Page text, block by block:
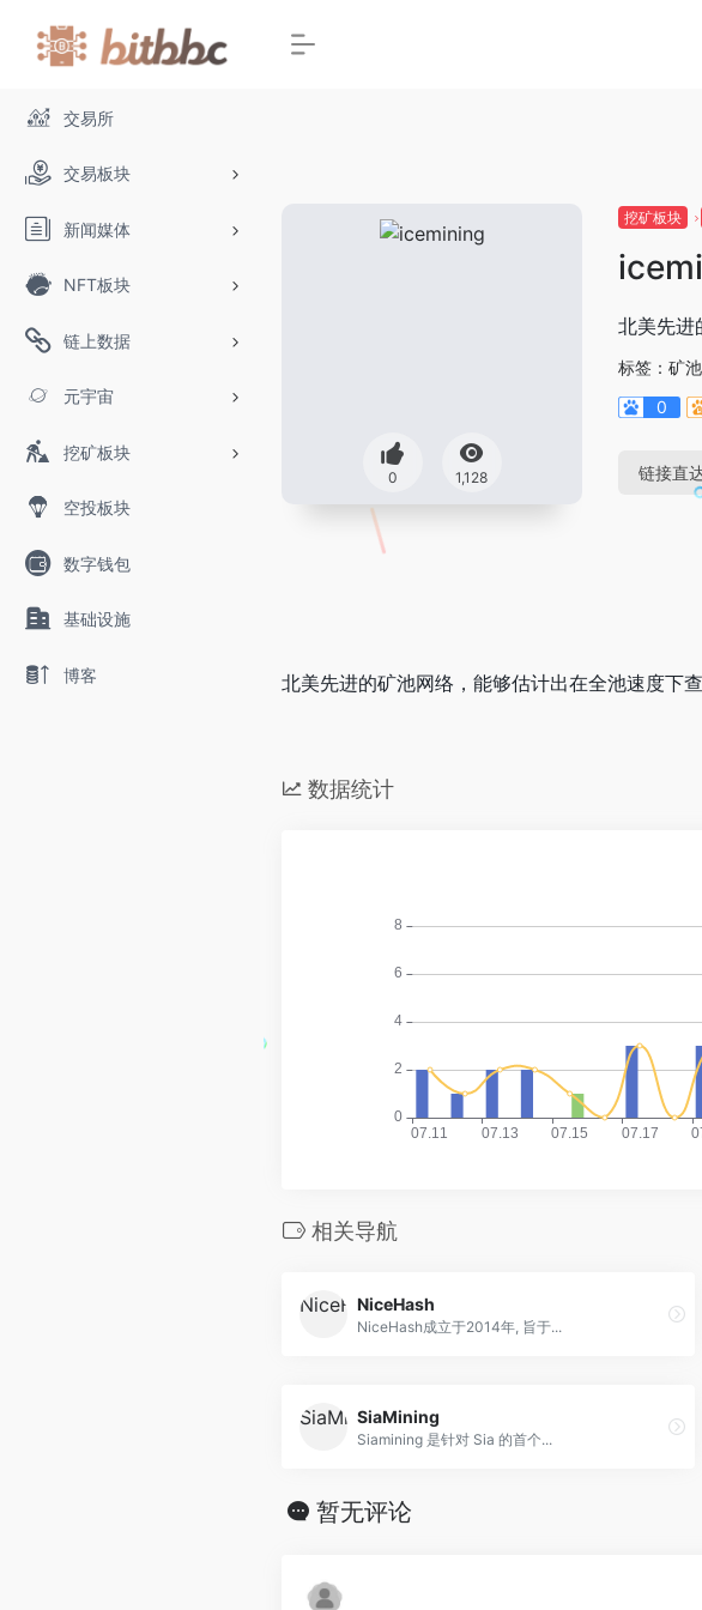
交易所
交易板块
新闻媒体
NFT板块
链上数据
元宇宙
挖矿板块
空投板块
数字钱包
基础设施
博客
0 1,128
挖矿板块
北美先进
标签： 矿池
0
链接直
北美先进的矿池网络，能够估计出在全池速度下
数据统计
相关导航
NiceHash
NiceHash成立于2014年, 旨于...
SiaMining
Siamining 是针对 Sia 的首个...
暂无评论